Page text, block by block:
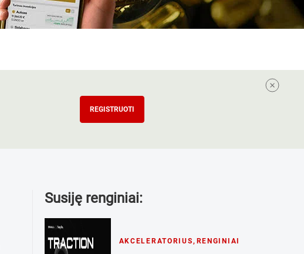
REGISTRUOTI
Susiję renginiai:
AKCELERATORIUS , RENGINIAI